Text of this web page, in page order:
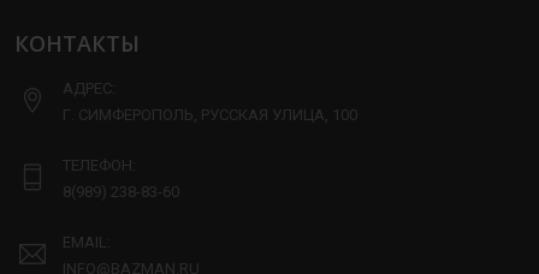
КОНТАКТЫ
АДРЕС:
Г. СИМФЕРОПОЛЬ, РУССКАЯ УЛИЦА, 100
ТЕЛЕФОН:
8(989) 238-83-60
EMAIL:
INFO@BAZMAN.RU